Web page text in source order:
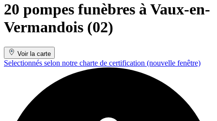
20 pompes funèbres à Vaux-en-
Vermandois (02)
Voir la carte
Selectionnés selon notre charte de certification (nouvelle fenêtre)